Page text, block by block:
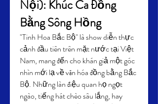
Nội): Khúc Ca Đồng
Bằng Sông Hồng
"Tinh Hoa Bắc Bộ" là show diễn thực
cảnh đầu tiên trên mặt nước tại Việt
Nam, mang đến cho khán giả một góc
nhìn mới lạ về văn hóa đồng bằng Bắc
Bộ. Những làn điệu quan họ ngọt
ngào, tiếng hát chèo sâu lắng, hay